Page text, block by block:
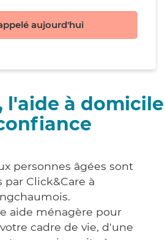
aujourd'hui
l'aide à domicile
personnes âgées sont
par Click&Care à
aide ménagère pour
cadre de vie, d'une